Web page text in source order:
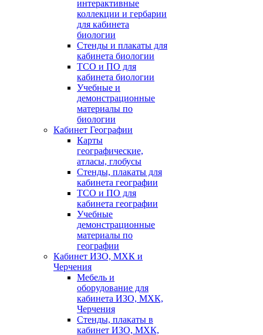
интерактивные
коллекции и гербарии
для кабинета
биологии
Стенды и плакаты для
кабинета биологии
ТСО и ПО для
кабинета биологии
Учебные и
демонстрационные
материалы по
биологии
Кабинет Географии
Карты
географические,
атласы, глобусы
Стенды, плакаты для
кабинета географии
ТСО и ПО для
кабинета географии
Учебные
демонстрационные
материалы по
географии
Кабинет ИЗО, МХК и
Черчения
Мебель и
оборудование для
кабинета ИЗО, МХК,
Черчения
Стенды, плакаты в
кабинет ИЗО, МХК,